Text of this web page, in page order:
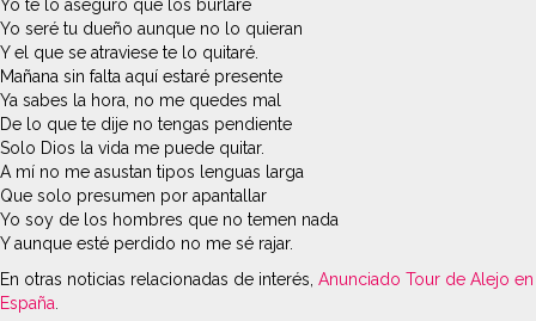
Yo te lo aseguro que los burlaré
Yo seré tu dueño aunque no lo quieran
Y el que se atraviese te lo quitaré.
Mañana sin falta aquí estaré presente
Ya sabes la hora, no me quedes mal
De lo que te dije no tengas pendiente
Solo Dios la vida me puede quitar.
A mí no me asustan tipos lenguas larga
Que solo presumen por apantallar
Yo soy de los hombres que no temen nada
Y aunque esté perdido no me sé rajar.
En otras noticias relacionadas de interés, Anunciado Tour de Alejo en
España.